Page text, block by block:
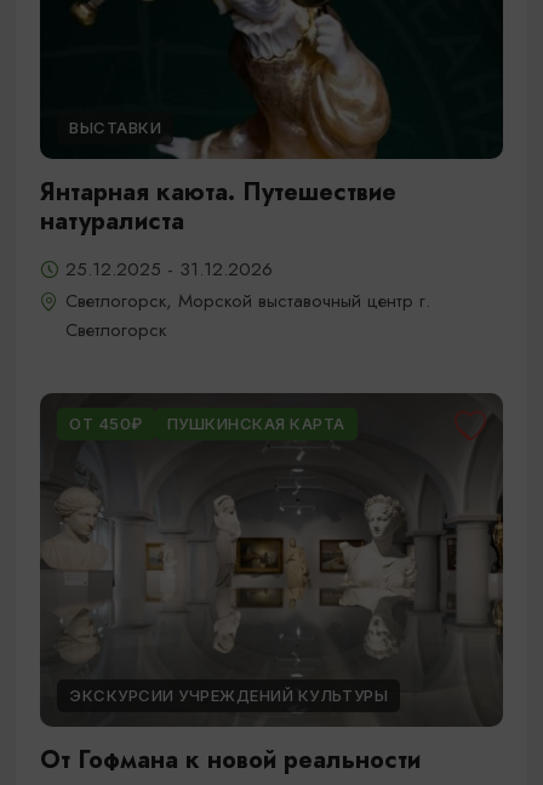
ВЫСТАВКИ
Янтарная каюта. Путешествие
натуралиста
25.12.2025 - 31.12.2026
Светлогорск, Морской выставочный центр г.
Светлогорск
ОТ 450₽ ПУШКИНСКАЯ КАРТА
ЭКСКУРСИИ УЧРЕЖДЕНИЙ КУЛЬТУРЫ
От Гофмана к новой реальности